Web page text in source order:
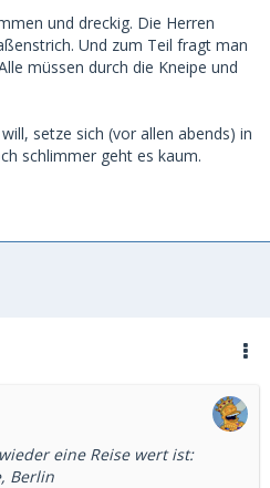
und dreckig. Die Herren
Und zum Teil fragt man
müssen durch die Kneipe und
setze sich (vor allen abends) in
schlimmer geht es kaum.
eine Reise wert ist:
Berlin